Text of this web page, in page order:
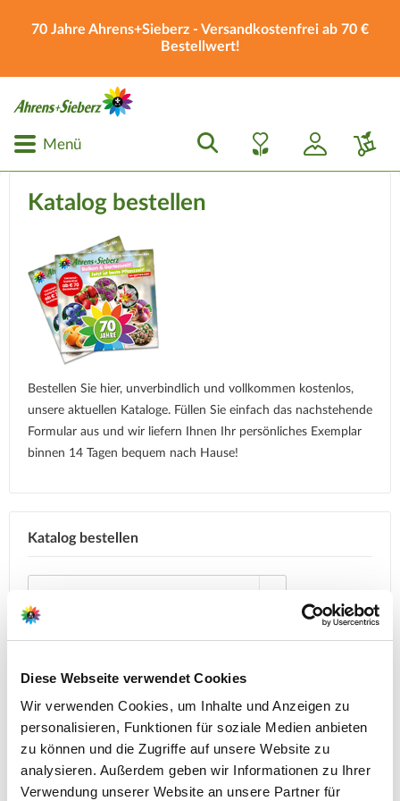
Diese Webseite verwendet Cookies
Wir verwenden Cookies, um Inhalte und Anzeigen zu
personalisieren, Funktionen für soziale Medien anbieten
zu können und die Zugriffe auf unsere Website zu
analysieren. Außerdem geben wir Informationen zu Ihrer
Verwendung unserer Website an unsere Partner für
70 Jahre Ahrens+Sieberz - Versandkostenfrei ab 70 €
Bestellwert!
Menü
Katalog bestellen
Bestellen Sie hier, unverbindlich und vollkommen kostenlos,
unsere aktuellen Kataloge. Füllen Sie einfach das nachstehende
Formular aus und wir liefern Ihnen Ihr persönliches Exemplar
binnen 14 Tagen bequem nach Hause!
Katalog bestellen